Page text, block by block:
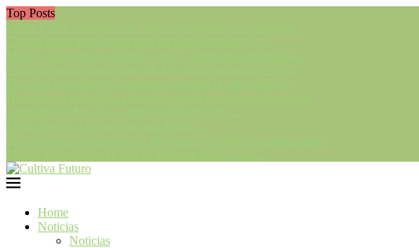
Top Posts
Home
Noticias
Noticias